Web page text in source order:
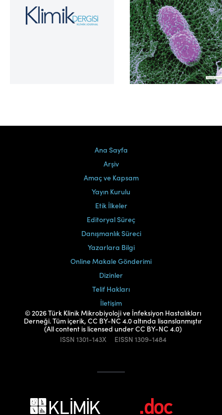
Cilt 39, Sayı 2
Ana Sayfa
Arşiv
Amaç ve Kapsam
Yayın Kurulu
Etik İlkeler
Editoryal Süreç
Danışmanlık Süreci
Yazarlara Bilgi
Online Makale Gönderimi
Dizinler
Telif Hakları
İletişim
© 2026 Türk Klinik Mikrobiyoloji ve İnfeksiyon Hastalıkları
Derneği. Tüm içerik, CC BY-NC 4.0 altında lisanslanmıştır
(All content is licensed under CC BY-NC 4.0)
ISSN 1301-143X EISSN 1309-1484